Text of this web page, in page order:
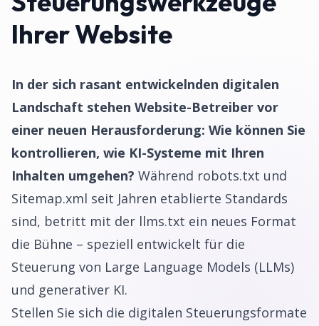
Ihrer Website
In der sich rasant entwickelnden digitalen
Landschaft stehen Website-Betreiber vor
einer neuen Herausforderung: Wie können Sie
kontrollieren, wie KI-Systeme mit Ihren
Inhalten umgehen? Während robots.txt und
Sitemap.xml seit Jahren etablierte Standards
sind, betritt mit der llms.txt ein neues Format
die Bühne – speziell entwickelt für die
Steuerung von Large Language Models (LLMs)
und generativer KI.
Stellen Sie sich die digitalen Steuerungsformate